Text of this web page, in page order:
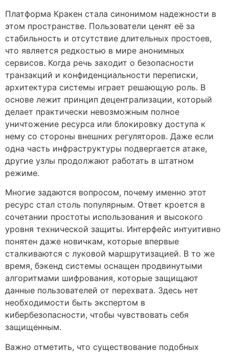
Платформа Кракен стала синонимом надежности в
этом пространстве. Пользователи ценят её за
стабильность и отсутствие длительных простоев,
что является редкостью в мире анонимных
сервисов. Когда речь заходит о безопасности
транзакций и конфиденциальности переписки,
архитектура системы играет решающую роль. В
основе лежит принцип децентрализации, который
делает практически невозможным полное
уничтожение ресурса или блокировку доступа к
нему со стороны внешних регуляторов. Даже если
одна часть инфраструктуры подвергается атаке,
другие узлы продолжают работать в штатном
режиме.
Многие задаются вопросом, почему именно этот
ресурс стал столь популярным. Ответ кроется в
сочетании простоты использования и высокого
уровня технической защиты. Интерфейс интуитивно
понятен даже новичкам, которые впервые
сталкиваются с луковой маршрутизацией. В то же
время, бэкенд системы оснащен продвинутыми
алгоритмами шифрования, которые защищают
данные пользователей от перехвата. Здесь нет
необходимости быть экспертом в
кибербезопасности, чтобы чувствовать себя
защищенным.
Важно отметить, что существование подобных